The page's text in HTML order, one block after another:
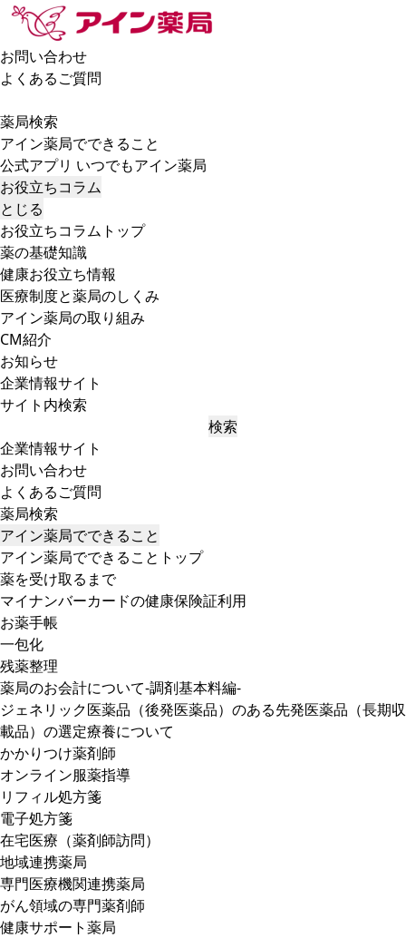
お問い合わせ
よくあるご質問
薬局検索
アイン薬局でできること
公式アプリ いつでもアイン薬局
お役立ちコラム
とじる
お役立ちコラムトップ
薬の基礎知識
健康お役立ち情報
医療制度と薬局のしくみ
アイン薬局の取り組み
CM紹介
お知らせ
企業情報サイト
サイト内検索
検索
企業情報サイト
お問い合わせ
よくあるご質問
薬局検索
アイン薬局でできること
アイン薬局でできることトップ
薬を受け取るまで
マイナンバーカードの健康保険証利用
お薬手帳
一包化
残薬整理
薬局のお会計について-調剤基本料編-
ジェネリック医薬品（後発医薬品）のある先発医薬品（長期収
載品）の選定療養について
かかりつけ薬剤師
オンライン服薬指導
リフィル処方箋
電子処方箋
在宅医療（薬剤師訪問）
地域連携薬局
専門医療機関連携薬局
がん領域の専門薬剤師
健康サポート薬局